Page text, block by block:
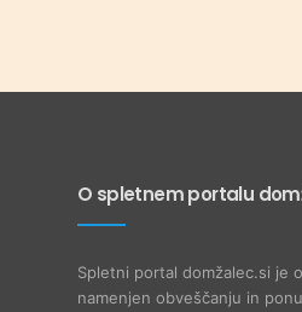
O spletnem portalu
Spletni portal domžalec.si je
namenjen obveščanju in